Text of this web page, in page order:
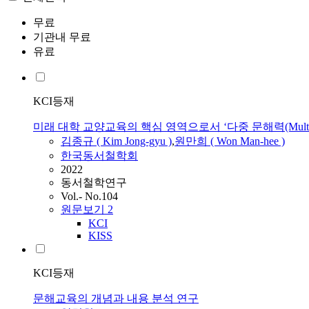
무료
기관내 무료
유료
KCI등재
미래 대학 교양교육의 핵심 영역으로서 ‘다중 문해력
김종규 ( Kim Jong-gyu ),원만희 ( Won Man-hee )
한국동서철학회
2022
동서철학연구
Vol.- No.104
원문보기 2
KCI
KISS
KCI등재
문해교육의 개념과 내용 분석 연구